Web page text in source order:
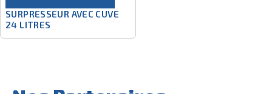
SURPRESSEUR AVEC CUVE
24 LITRES